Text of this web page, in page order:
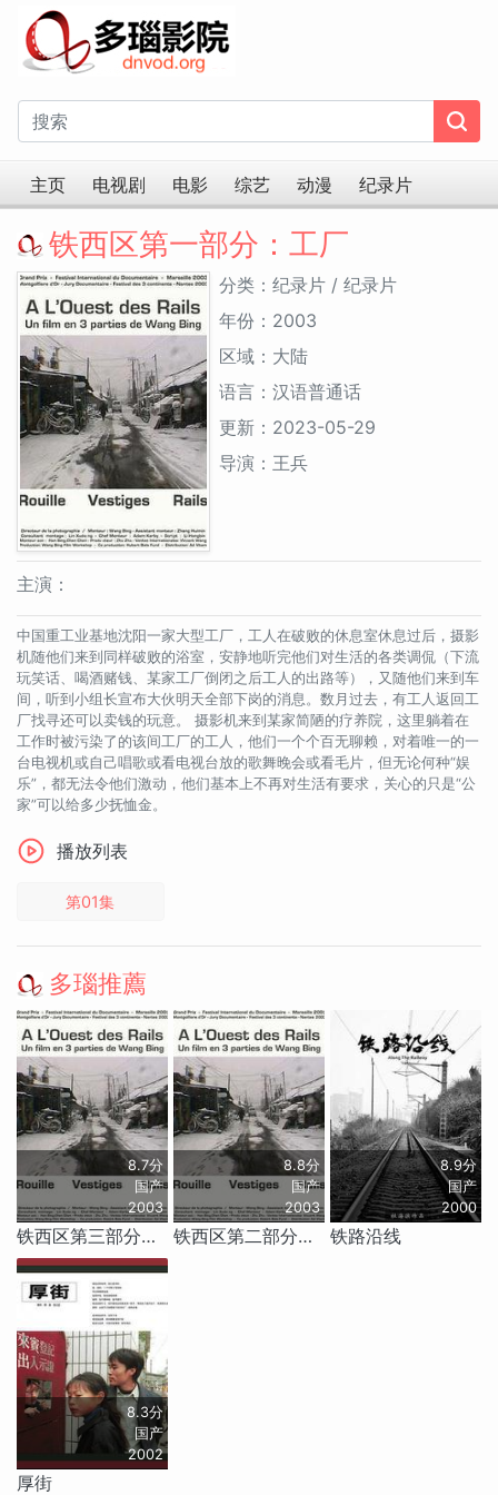
主页 电视剧 电影 综艺 动漫 纪录片
铁西区第一部分：工厂
分类：纪录片 / 纪录片
年份：2003
区域：大陆
语言：汉语普通话
更新：2023-05-29
导演：王兵
主演：
中国重工业基地沈阳一家大型工厂，工人在破败的休息室休息过后，摄影
机随他们来到同样破败的浴室，安静地听完他们对生活的各类调侃（下流
玩笑话、喝酒赌钱、某家工厂倒闭之后工人的出路等），又随他们来到车
间，听到小组长宣布大伙明天全部下岗的消息。数月过去，有工人返回工
厂找寻还可以卖钱的玩意。 摄影机来到某家简陋的疗养院，这里躺着在
工作时被污染了的该间工厂的工人，他们一个个百无聊赖，对着唯一的一
台电视机或自己唱歌或看电视台放的歌舞晚会或看毛片，但无论何种“娱
乐”，都无法令他们激动，他们基本上不再对生活有要求，关心的只是“公
家”可以给多少抚恤金。
播放列表
第01集
多瑙推薦
8.7分
国产
2003
铁西区第三部分：铁路
8.8分
国产
2003
铁西区第二部分：艳粉街
8.9分
国产
2000
铁路沿线
8.3分
国产
2002
厚街